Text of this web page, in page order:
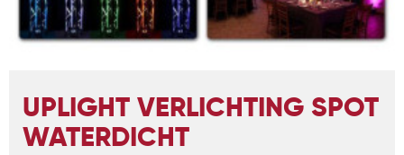
UPLIGHT VERLICHTING SPOT
WATERDICHT